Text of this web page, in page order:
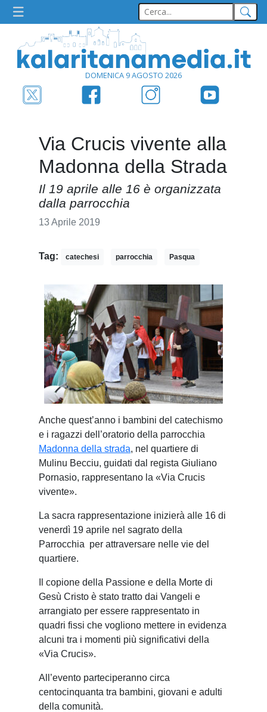
DOMENICA 9 AGOSTO 2026
Via Crucis vivente alla
Madonna della Strada
Il 19 aprile alle 16 è organizzata
dalla parrocchia
13 Aprile 2019
Tag: catechesi parrocchia Pasqua
Anche quest’anno i bambini del catechismo
e i ragazzi dell’oratorio della parrocchia
Madonna della strada, nel quartiere di
Mulinu Becciu, guidati dal regista Giuliano
Pornasio, rappresentano la «Via Crucis
vivente».
La sacra rappresentazione inizierà alle 16 di
venerdì 19 aprile nel sagrato della
Parrocchia per attraversare nelle vie del
quartiere.
Il copione della Passione e della Morte di
Gesù Cristo è stato tratto dai Vangeli e
arrangiato per essere rappresentato in
quadri fissi che vogliono mettere in evidenza
alcuni tra i momenti più significativi della
«Via Crucis».
All’evento parteciperanno circa
centocinquanta tra bambini, giovani e adulti
della comunità.